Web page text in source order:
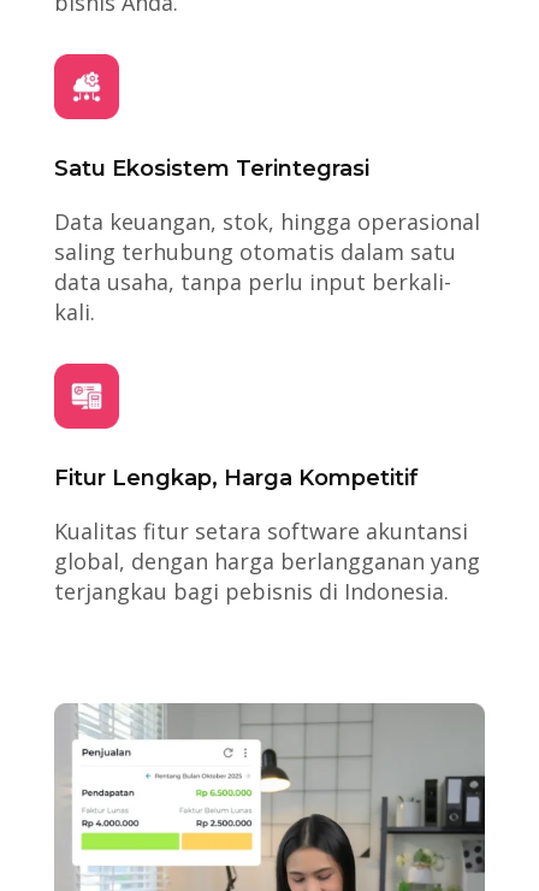
Satu Ekosistem Terintegrasi
Data keuangan, stok, hingga operasional
saling terhubung otomatis dalam satu
data usaha, tanpa perlu input berkali-
kali.
Fitur Lengkap, Harga Kompetitif
Kualitas fitur setara software akuntansi
global, dengan harga berlangganan yang
terjangkau bagi pebisnis di Indonesia.